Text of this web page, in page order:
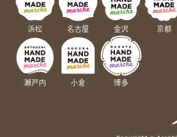
浜松 名古屋 金沢 京都
瀬戸内 小倉 博多